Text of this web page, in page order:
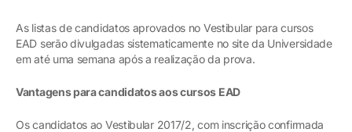
As listas de candidatos aprovados no Vestibular para cursos
EAD serão divulgadas sistematicamente no site da Universidade
em até uma semana após a realização da prova.
Vantagens para candidatos aos cursos EAD
Os candidatos ao Vestibular 2017/2, com inscrição confirmada